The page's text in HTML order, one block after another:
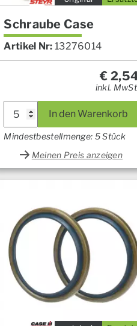
Schraube Case
Artikel Nr: 13276014
€
inkl.
In den Warenkorb
Mindestbestellmenge: 5 Stück
Meinen Preis anzeigen